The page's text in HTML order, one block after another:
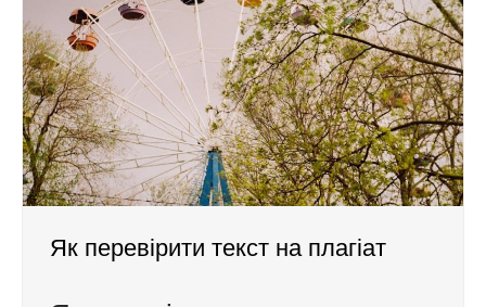
Як перевірити текст на плагіат